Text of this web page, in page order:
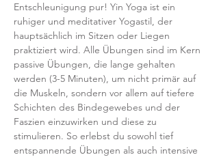
Entschleunigung pur! Yin Yoga ist ein
ruhiger und meditativer Yogastil, der
hauptsächlich im Sitzen oder Liegen
praktiziert wird. Alle Übungen sind im Kern
passive Übungen, die lange gehalten
werden (3-5 Minuten), um nicht primär auf
die Muskeln, sondern vor allem auf tiefere
Schichten des Bindegewebes und der
Faszien einzuwirken und diese zu
stimulieren. So erlebst du sowohl tief
entspannende Übungen als auch intensive